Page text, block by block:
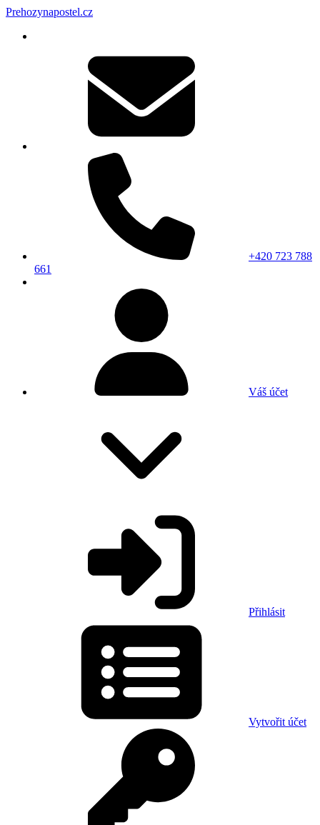
Prehozynapostel.cz
+420 723 788
661
Váš účet
Přihlásit
Vytvořit účet